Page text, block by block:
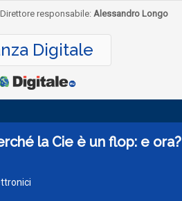
Direttore responsabile: Alessandro Longo
Digitale
la Cie è un flop: e ora?